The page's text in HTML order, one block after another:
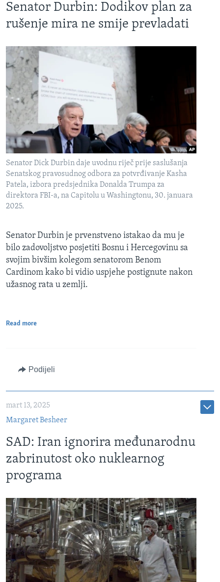
Senator Durbin: Dodikov plan za
rušenje mira ne smije prevladati
Senator Dick Durbin daje uvodnu riječ prije saslušanja
Senatskog pravosudnog odbora za potvrđivanje Kasha
Patela, izbora predsjednika Donalda Trumpa za
direktora FBI-a, na Capitolu u Washingtonu, 30. januara
2025.
Senator Durbin je prvenstveno istakao da mu je
bilo zadovoljstvo posjetiti Bosnu i Hercegovinu sa
svojim bivšim kolegom senatorom Benom
Cardinom kako bi vidio uspjehe postignute nakon
užasnog rata u zemlji.
Read more
Podijeli
mart 13, 2025
Margaret Besheer
SAD: Iran ignorira međunarodnu
zabrinutost oko nuklearnog
programa